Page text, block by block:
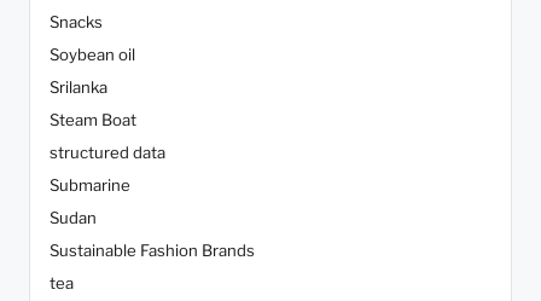
Snacks
Soybean oil
Srilanka
Steam Boat
structured data
Submarine
Sudan
Sustainable Fashion Brands
tea